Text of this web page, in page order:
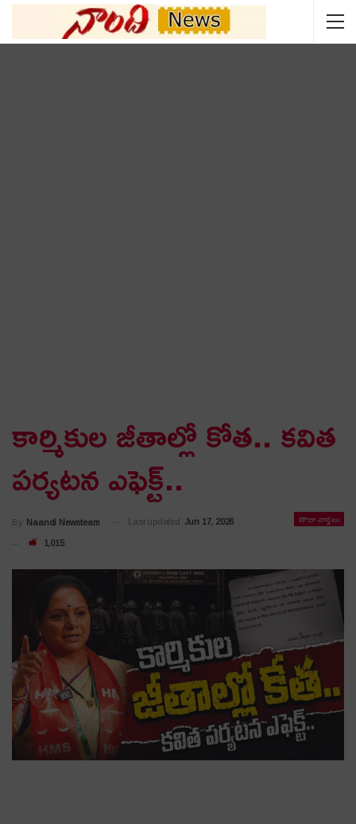
కార్మికుల జీతాల్లో కోత.. కవిత
పర్యటన ఎఫెక్ట్..
తాజా వార్తలు
By Naandi Newsteam Last updated Jun 17, 2026
1,015